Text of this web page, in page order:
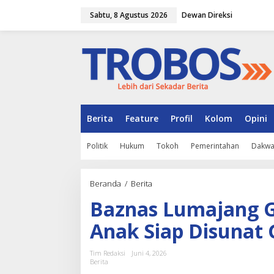
Sabtu, 8 Agustus 2026 Dewan Direksi
Berita Feature Profil Kolom Opini
Politik Hukum Tokoh Pemerintahan
Beranda / Berita
z
n
a
s
L
Baznas Lumajang
Anak Siap Disunat
Tim Redaksi
Juni 4, 2026
Berita